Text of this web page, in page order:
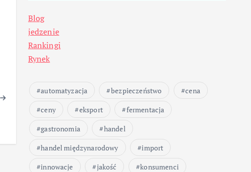
Blog
jedzenie
Rankingi
Rynek
automatyzacja bezpieczeństwo
cena
ceny
eksport
fermentacja
gastronomia
handel
handel międzynarodowy
import
innowacje
jakość
konsumenci